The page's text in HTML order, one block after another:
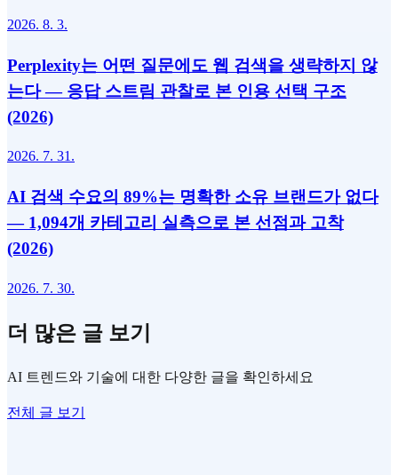
2026. 8. 3.
Perplexity는 어떤 질문에도 웹 검색을 생략하지 않
는다 — 응답 스트림 관찰로 본 인용 선택 구조
(2026)
2026. 7. 31.
AI 검색 수요의 89%는 명확한 소유 브랜드가 없다
— 1,094개 카테고리 실측으로 본 선점과 고착
(2026)
2026. 7. 30.
더 많은 글 보기
AI 트렌드와 기술에 대한 다양한 글을 확인하세요
전체 글 보기